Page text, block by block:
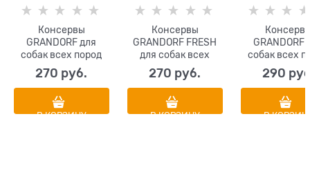
Консервы
GRANDORF для
собак всех пород
Паштет из ягненка
270 руб.
В КОРЗИНУ
Консервы
GRANDORF FRESH
для собак всех
пород Паштет из
утки
270 руб.
В КОРЗИНУ
GRANDORF
собак всех
Паштет из
с тыквой и
290
В